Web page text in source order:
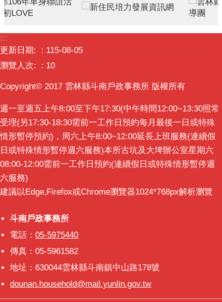
:::
更新日期:
115-08-05
瀏覽人次:
10
Copyright© 2017 雲林縣斗南戶政事務所 版權所有
週一至週五上午8:00至下午17:30(中午時間12:00~13:30照常
受理(另17:30-18:30需前一工作日預約每月最後一日或特殊
情形暫停預約)，周六上午8:00~12:00延長上班服務(連續假
日或特殊情形暫停週六服務)本所古坑及大埤辦公室星期六
08:00-12:00需前一工作日預約(連續假日或特殊情形暫停週
六服務)
建議以Edge,Firefox或Chrome瀏覽器1024*768px解析瀏覽
斗南戶政事務所
斗南戶政事務所
電話： 05-5975440
傳真：05-5961582
地址：630044雲林縣斗南鎮中山路178號
dounan.household@mail.yunlin.gov.tw